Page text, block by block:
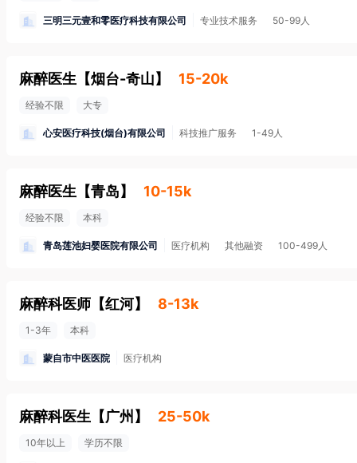
三明三元壹和零医疗科技有限公司 专业技术服务 50-99人
麻醉医生 【烟台-奇山】 15-20k
经验不限 大专
心安医疗科技(烟台)有限公司 科技推广服务 1-49人
麻醉医生 【青岛】 10-15k
经验不限 本科
青岛莲池妇婴医院有限公司 医疗机构 其他融资 100-499人
麻醉科医师 【红河】 8-13k
1-3年 本科
蒙自市中医医院 医疗机构
麻醉科医生 【广州 】 25-50k
10年以上 学历不限